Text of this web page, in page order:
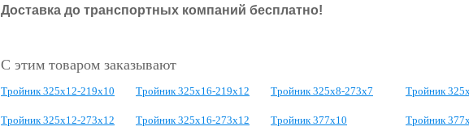
Доставка до транспортных компаний бесплатно!
С этим товаром заказывают
Тройник 325х12-219х10 Тройник 325х16-219х12 Тройник 325х8-273х7 Тройник
Тройник 325х12-273х12 Тройник 325х16-273х12 Тройник 377х10 Тройник